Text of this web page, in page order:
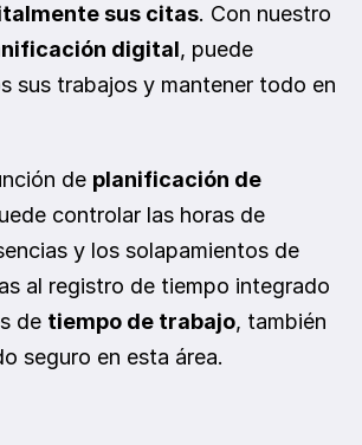
sus citas
digital, puede
sus trabajos y mantener todo en
de planificación de
controlar las horas de
y los solapamientos de
al registro de tiempo integrado
de tiempo de trabajo, también
seguro en esta área.